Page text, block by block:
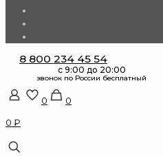
8 800 234 45 54
0
0
0 ₽